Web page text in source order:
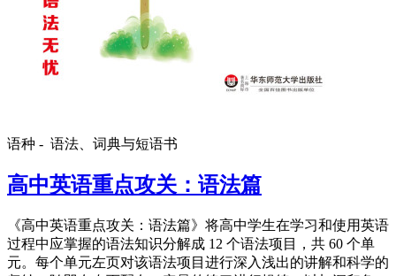
语种 - 语法、词典与短语书
高中英语重点攻关：语法篇
《高中英语重点攻关：语法篇》将高中学生在学习和使用英语
过程中应掌握的语法知识分解成 12 个语法项目，共 60 个单
元。每个单元左页对该语法项目进行深入浅出的讲解和科学的